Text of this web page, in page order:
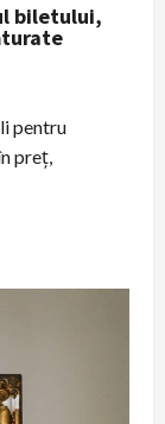
biletului,
pentru
preț,